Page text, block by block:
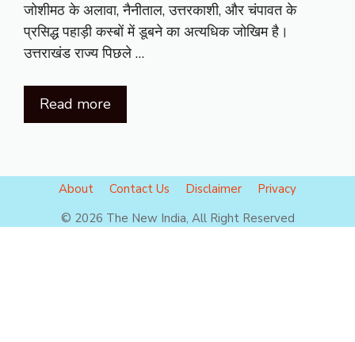
जोशीमठ के अलावा, नैनीताल, उत्तरकाशी, और चंपावत के
प्रसिद्ध पहाड़ी कस्बों में डूबने का अत्यधिक जोखिम है।
उत्तराखंड राज्य पिछले …
Read more
About Contact Us Disclaimer
Privacy
© 2026 The New India, All Right Reserved